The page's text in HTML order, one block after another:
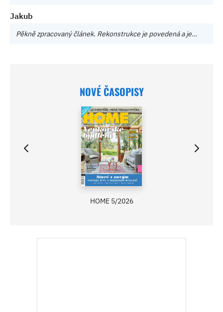
Jakub
Pěkně zpracovaný článek. Rekonstrukce je povedená a je…
NOVÉ ČASOPISY
HOME 5/2026